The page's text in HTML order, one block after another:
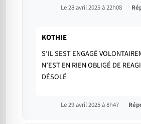
Le 28 avril 2025 à 22h08
KOTHIE
S’IL SEST ENGAGÉ
N’EST EN RIEN OBLIGÉ DE
DÉSOLÉ
Le 29 avril 2025 à 8h47